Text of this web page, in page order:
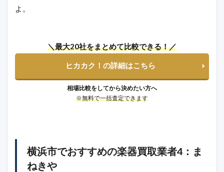
よ。
＼最大20社をまとめて比較できる！／
ヒカカク！の詳細はこちら
相場比較をしてから決めたい方へ
※無料で一括査定できます
横浜市でおすすめの楽器買取業者4：ま
ねきや